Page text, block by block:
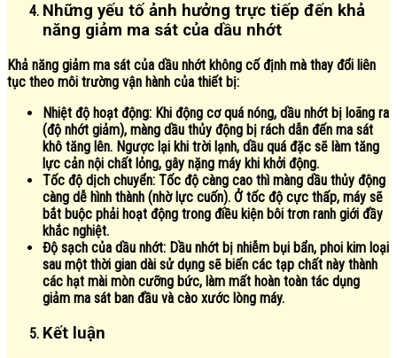
Những yếu tố ảnh hưởng trực tiếp đến khả
năng giảm ma sát của dầu nhớt
Khả năng giảm ma sát của dầu nhớt không cố định mà thay đổi liên
tục theo môi trường vận hành của thiết bị:
Nhiệt độ hoạt động: Khi động cơ quá nóng, dầu nhớt bị loãng ra
(độ nhớt giảm), màng dầu thủy động bị rách dẫn đến ma sát
khô tăng lên. Ngược lại khi trời lạnh, dầu quá đặc sẽ làm tăng
lực cản nội chất lỏng, gây nặng máy khi khởi động.
Tốc độ dịch chuyển: Tốc độ càng cao thì màng dầu thủy động
càng dễ hình thành (nhờ lực cuốn). Ở tốc độ cực thấp, máy sẽ
bắt buộc phải hoạt động trong điều kiện bôi trơn ranh giới đầy
khắc nghiệt.
Độ sạch của dầu nhớt: Dầu nhớt bị nhiễm bụi bẩn, phoi kim loại
sau một thời gian dài sử dụng sẽ biến các tạp chất này thành
các hạt mài mòn cưỡng bức, làm mất hoàn toàn tác dụng
giảm ma sát ban đầu và cào xước lòng máy.
Kết luận